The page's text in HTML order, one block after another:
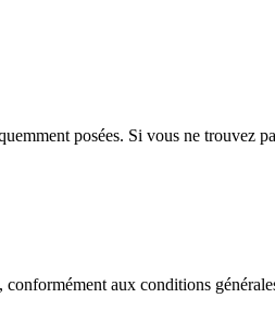
posées. Si vous ne trouvez
aux conditions